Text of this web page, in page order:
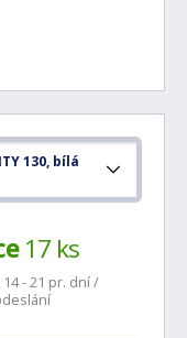
130, bílá
17 ks
- 21 pr. dní /